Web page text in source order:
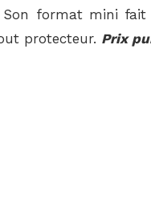
format mini fait
protecteur. Prix